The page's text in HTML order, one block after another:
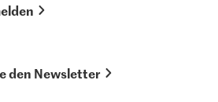
den Newsletter